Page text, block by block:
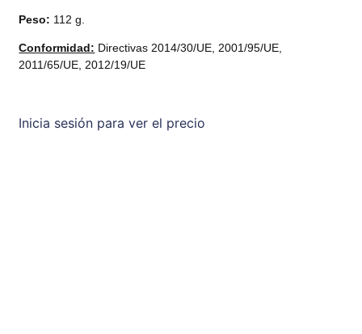
Peso: 112 g.
Conformidad: Directivas 2014/30/UE, 2001/95/UE,
2011/65/UE, 2012/19/UE
Inicia sesión para ver el precio